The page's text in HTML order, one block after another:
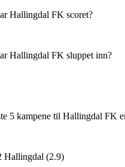
Hallingdal FK scoret?
Hallingdal FK sluppet inn?
5 kampene til Hallingdal FK
Hallingdal (2.9)